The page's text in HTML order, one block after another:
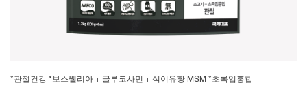
*관절건강 *보스웰리아 + 글루코사민 + 식이유황 MSM *초록입홍합